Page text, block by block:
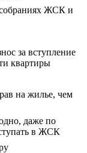
ЖСК и
за вступление
квартиры
на жилье, чем
даже по
в ЖСК